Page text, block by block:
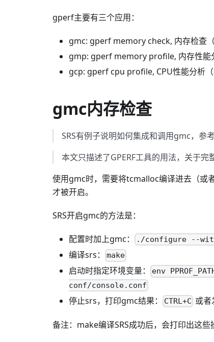
gperf主要有三个应用：
gmc: gperf memory check, 内存检查（
gmp: gperf memory profile, 内存性能
gcp: gperf cpu profile, CPU性能分析（
gmc内存检查
SRS有例子说明如何集成和调用gmc，参考
本文只描述了GPERF工具的用法，关于完
使用gmc时，需要将tcmalloc编译进去（或
才被开启。
SRS开启gmc的方法是：
配置时加上gmc： ./configure --
编译srs： make
启动时指定环境变量：
env
conf/console.conf
停止srs，打印gmc结果： CTRL+C 或者
备注：make编译SRS成功后，会打印出这些